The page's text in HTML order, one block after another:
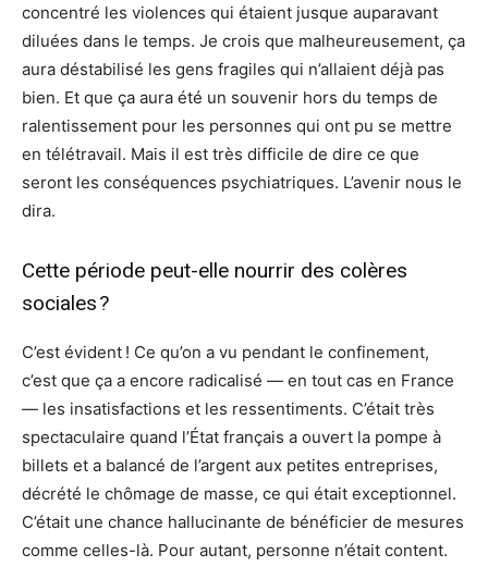
concentré les violences qui étaient jusque auparavant
diluées dans le temps. Je crois que malheureusement, ça
aura déstabilisé les gens fragiles qui n’allaient déjà pas
bien. Et que ça aura été un souvenir hors du temps de
ralentissement pour les personnes qui ont pu se mettre
en télétravail. Mais il est très difficile de dire ce que
seront les conséquences psychiatriques. L’avenir nous le
dira.
Cette période peut-elle nourrir des colères
sociales ?
C’est évident ! Ce qu’on a vu pendant le confinement,
c’est que ça a encore radicalisé — en tout cas en France
— les insatisfactions et les ressentiments. C’était très
spectaculaire quand l’État français a ouvert la pompe à
billets et a balancé de l’argent aux petites entreprises,
décrété le chômage de masse, ce qui était exceptionnel.
C’était une chance hallucinante de bénéficier de mesures
comme celles-là. Pour autant, personne n’était content.